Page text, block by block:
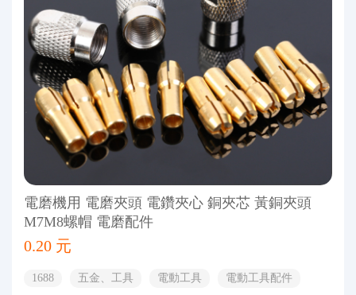
電磨機用 電磨夾頭 電鑽夾心 銅夾芯 黃銅夾頭
M7M8螺帽 電磨配件
0.20 元
1688 五金、工具 電動工具 電動工具配件